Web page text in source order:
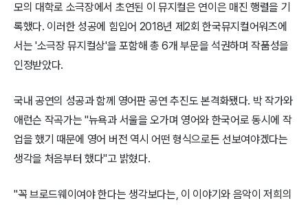
모의 대학로 소극장에서 초연된 이 뮤지컬은 연이은 매진 행렬을 기
록했다. 이러한 성공에 힘입어 2018년 제2회 한국뮤지컬어워즈에
서는 '소극장 뮤지컬상'을 포함해 총 6개 부문을 석권하며 작품성을
인정받았다.
국내 공연의 성공과 함께 영어판 공연 추진도 본격화됐다. 박 작가와
애런슨 작곡가는 "뉴욕과 서울을 오가며 영어와 한국어로 동시에 작
업을 했기 때문에 영어 버전 역시 어떤 형식으로든 선보여야겠다는
생각을 처음부터 했다"고 밝혔다.
"꼭 브로드웨이여야 한다는 생각보다는, 이 이야기와 음악이 저희의